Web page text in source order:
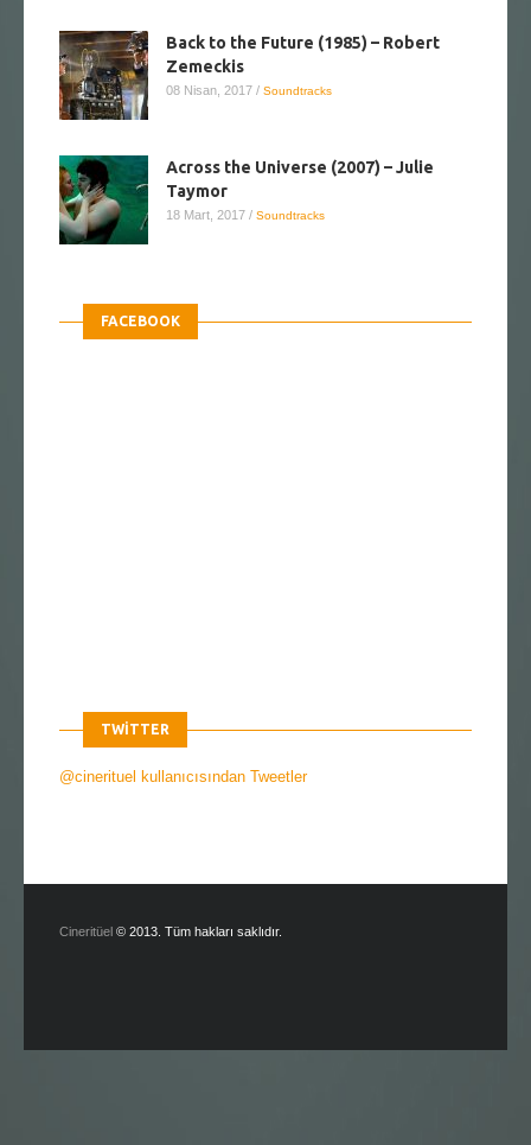
Back to the Future (1985) – Robert
Zemeckis
08 Nisan, 2017 / Soundtracks
Across the Universe (2007) – Julie
Taymor
18 Mart, 2017 / Soundtracks
FACEBOOK
TWITTER
@cinerituel kullanıcısından Tweetler
Cineritüel © 2013. Tüm hakları saklıdır.